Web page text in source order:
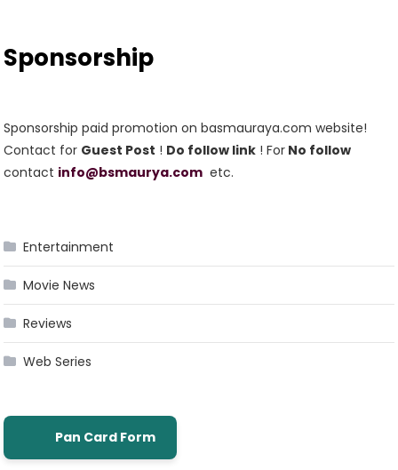
Sponsorship
Sponsorship paid promotion on basmauraya.com website!
Contact for Guest Post ! Do follow link ! For No follow
contact info@bsmaurya.com etc.
Entertainment
Movie News
Reviews
Web Series
Pan Card Form